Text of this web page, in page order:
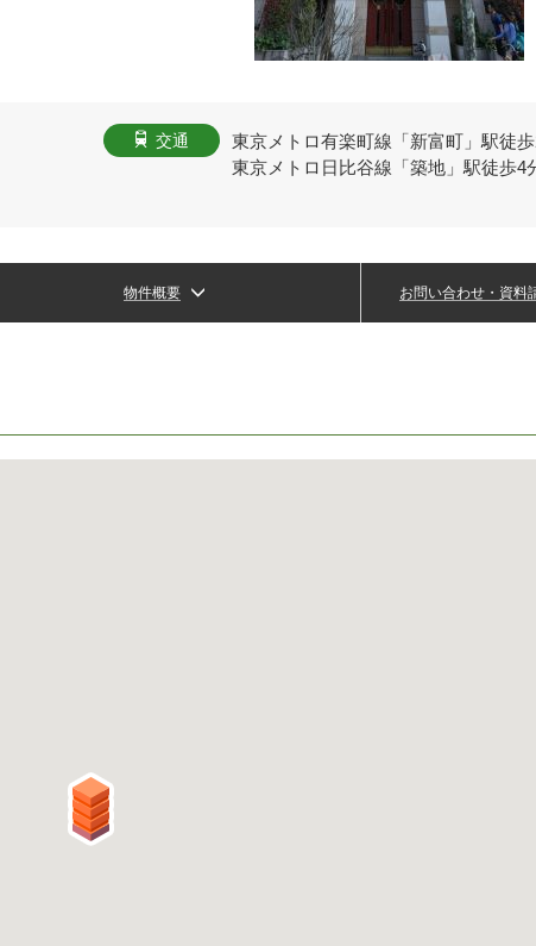
交通
東京メトロ有楽町線「新富町」駅徒
東京メトロ日比谷線「築地」駅徒歩4
物件概要 お問い合わせ・資料